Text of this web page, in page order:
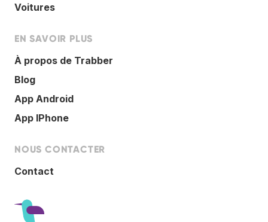
Voitures
EN SAVOIR PLUS
À propos de Trabber
Blog
App Android
App IPhone
NOUS CONTACTER
Contact